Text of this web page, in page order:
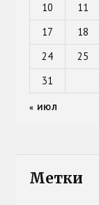
10
11
17
18
24
25
31
« ИЮЛ
Метки